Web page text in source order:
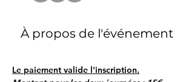
À propos de l'événement
Le paiement valide l'inscription.